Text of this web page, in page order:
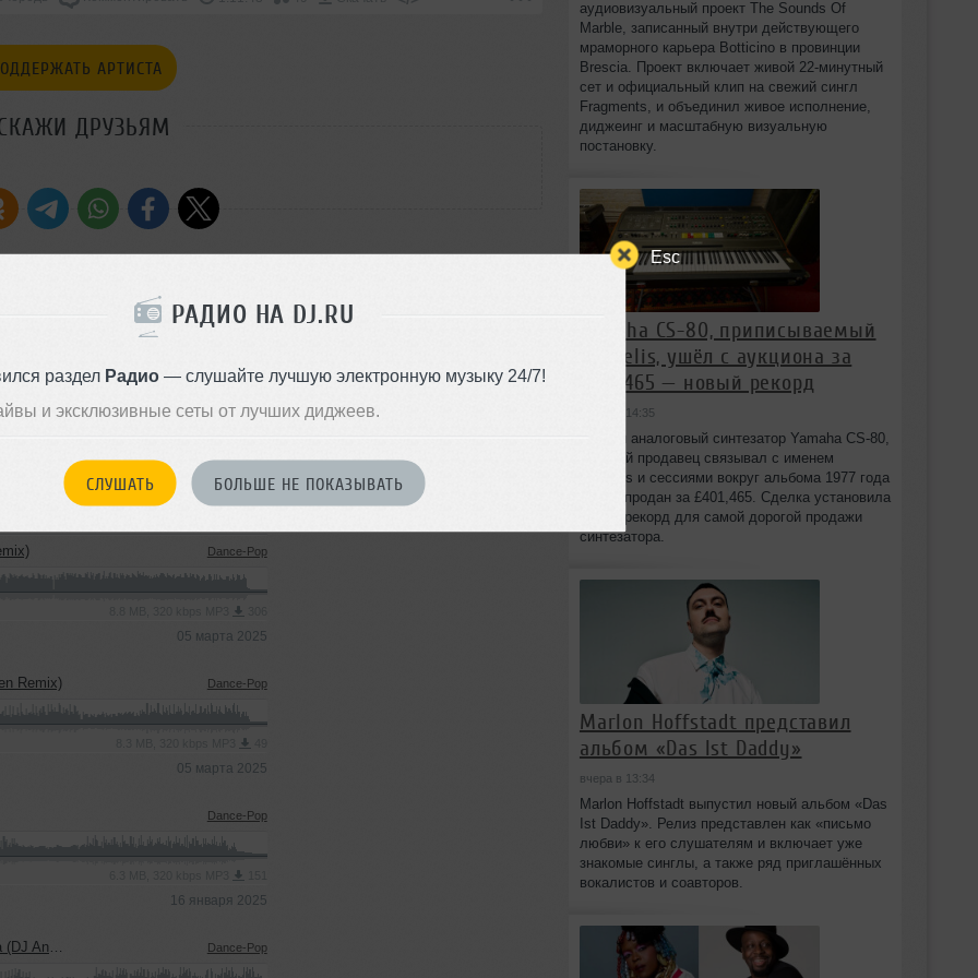
Esc
РАДИО НА DJ.RU
раздел Радио— слушайте лучшую электронную музыку 24/7!
и эксклюзивные сеты от лучших диджеев.
СЛУШАТЬ БОЛЬШЕ НЕ ПОКАЗЫВАТЬ
АРТИСТА
ДРУЗЬЯМ
Dance-Pop
05 марта 2025
Remix) Dance-Pop
05 марта 2025
Dance-Pop
16 января 2025
Remix) Dance-Pop
Стиль:
аудиовизуальный проект The Sounds Of
Marble, записанный внутри действующего
мраморного карьера Botticino в провинции
Brescia. Проект включает живой 22‑минутный
сет и официальный клип на свежий сингл
Fragments, и объединил живое исполнение,
диджеинг и масштабную визуальную
постановку.
Yamaha CS-80, приписываемый
Vangelis, ушёл с аукциона за
£401,465 — новый рекорд
вчера в 14:35
Редкий аналоговый синтезатор Yamaha CS-80,
который продавец связывал с именем
Vangelis и сессиями вокруг альбома 1977 года
Spiral, продан за £401,465. Сделка установила
новый рекорд для самой дорогой продажи
синтезатора.
Marlon Hoffstadt представил
альбом «Das Ist Daddy»
вчера в 13:34
Marlon Hoffstadt выпустил новый альбом «Das
Ist Daddy». Релиз представлен как «письмо
любви» к его слушателям и включает уже
знакомые синглы, а также ряд приглашённых
вокалистов и соавторов.